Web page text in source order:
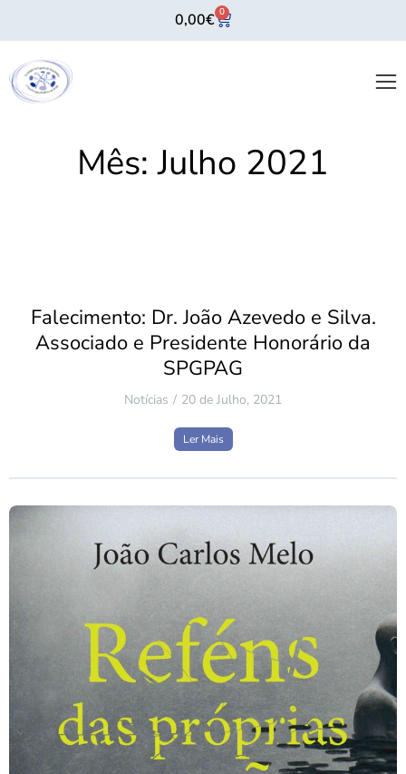
0,00€ 0
Mês:Julho 2021
Falecimento: Dr. João Azevedo e Silva.
Associado e Presidente Honorário da
SPGPAG
Notícias 20 de Julho, 2021
Ler Mais